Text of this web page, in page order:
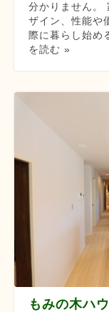
分かりません。
ザイン、性能や
際に暮らし始め
を読む »
もみの木ハ